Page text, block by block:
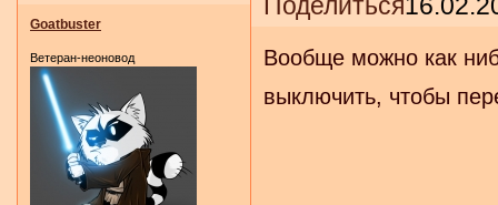
Goatbuster
Ветеран-неоновод
Вообще можно как
выключить, чтобы